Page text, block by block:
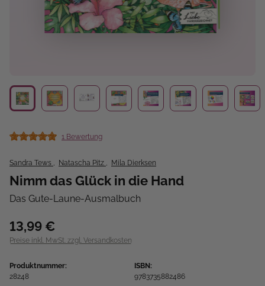
Durchschnittliche Bewertung von 5 von 5 Sternen
1 Bewertung
Sandra Tews , Natascha Pitz , Mila Dierksen
Nimm das Glück in die Hand
Das Gute-Laune-Ausmalbuch
13,99 €
Preise inkl. MwSt. zzgl. Versandkosten
Produktnummer:
28248
ISBN:
9783735882486